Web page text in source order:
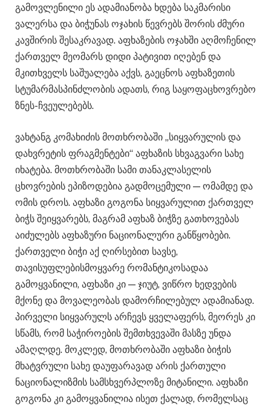
გამოვლენილი ეს ადამიანობა ხდება საკმარისი
ვალერსა და ბიჭუნას ოჯახის წევრებს შორის ძმური
კავშირის შესაკრავად. აფხაზების ოჯახში აღმოჩენილ
ქართველ მეომარს დიდი პატივით იღებენ და
მკითხველს საშუალება აქვს, გაეცნოს აფხაზეთის
სტუმარმასპინძლობის ადათს, რიგ საყოფაცხოვრებო
ზნეს-ჩვეულებებს.
ვახტანგ კომახიძის მოთხრობაში „სიყვარულის და
დახვრეტის ფრაგმენტები“ აფხაზის სხვაგვარი სახე
იხატება. მოთხრობაში სამი თანაკლასელის
ცხოვრების ეპიზოდებია გადმოცემული — ომამდე და
ომის დროს. აფხაზი გოგონა სიყვარულით ქართველ
ბიჭს შეიყვარებს, მაგრამ აფხაზ ბიჭზე გათხოვებას
აიძულებს აფხაზური ნაციონალური განწყობები.
ქართველი ბიჭი აქ ღირსებით სავსე,
თავისუფლებისმოყვარე რომანტიკოსადაა
გამოყვანილი, აფხაზი კი — ჯიუტ, ვიწრო ხედვების
მქონე და მოვალეობას დამორჩილებულ ადამიანად.
პირველი სიყვარულს არჩევს ყველაფერს, მეორეს კი
სწამს, რომ საჭიროების შემთხვევაში მასზე უნდა
ამაღლდე. მოკლედ, მოთხრობაში აფხაზი ბიჭის
მხატვრული სახე დაუფარავად არის ქართული
ნაციონალიზმის სამსხვერპლოზე მიტანილი. აფხაზი
გოგონა კი გამოყვანილია ისეთ ქალად, რომელსაც